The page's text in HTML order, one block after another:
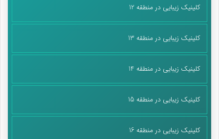
زمینه‌های افزایش تولید محصولات ارزشمند، صادرات و حضور در
بازارهای جهانی و به طور کلی رشد اقتصادی فراهم می‌شود. بنابراین با
فناوری بومی، تأثیر مثبت این فعالیت‌ها در نهایت به کل کشور و سفره
مردم خواهد رسید.
برای رسیدن به یک اقتصاد دانش‌بنیان با تأثیرگذاری چشمگیر بر
جامعه، لازم است که صنایع بزرگ کشور نیز به سمت فعالیت‌های
دانش‌بنیانی و استفاده از فناوری‌های روز حرکت کنند. قانون راهبردی
جهش تولید دانش‌بنیان یکی از سیاست‌گذاری‌هایی است که باعث
تحقق این امر و در نتیجه اقتصاد دانش‌بنیان می‌شود.
کلینیک زیبایی در منطقه 12
کلینیک زیبایی در منطقه 13
کلینیک زیبایی در منطقه 14
کلینیک زیبایی در منطقه 15
کلینیک زیبایی در منطقه 16